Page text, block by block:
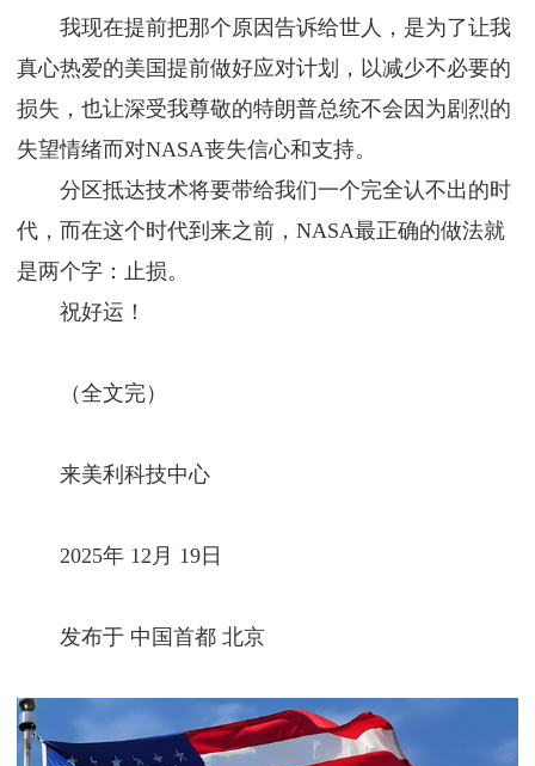
我现在提前把那个原因告诉给世人，是为了让我
真心热爱的美国提前做好应对计划，以减少不必要的
损失，也让深受我尊敬的特朗普总统不会因为剧烈的
失望情绪而对NASA丧失信心和支持。
分区抵达技术将要带给我们一个完全认不出的时
代，而在这个时代到来之前，NASA最正确的做法就
是两个字：止损。
祝好运！
（全文完）
来美利科技中心
2025年 12月 19日
发布于 中国首都 北京